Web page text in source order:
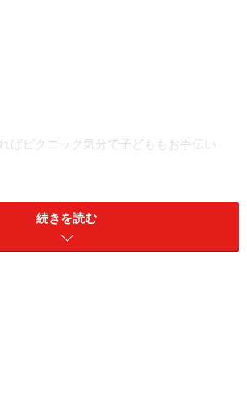
ばピクニック気分で子どももお手伝い
響により家で食事する回数が多くな
が増えているのが現状です。そこで食
付けまでの作業を減らす方法を取り入
続きを読む